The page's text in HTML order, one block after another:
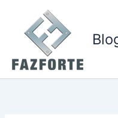
conteúdo